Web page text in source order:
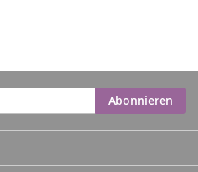
Abonnieren